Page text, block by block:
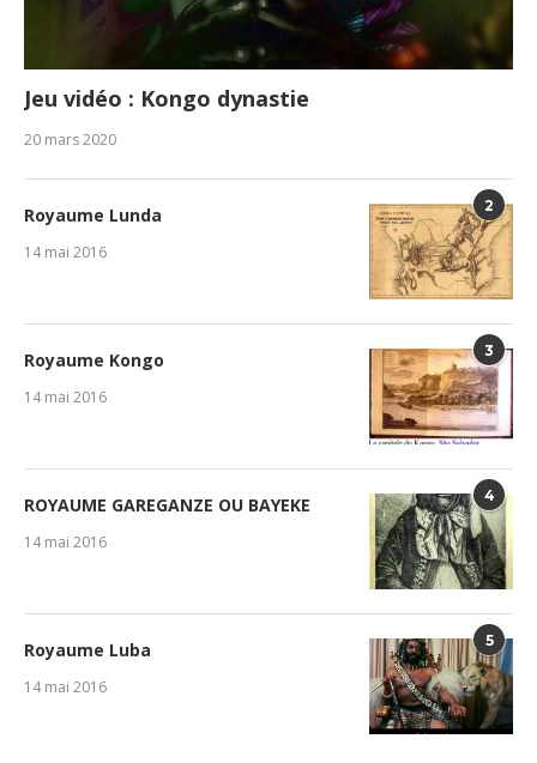
Jeu vidéo : Kongo dynastie
20 mars 2020
2
Royaume Lunda
14 mai 2016
3
Royaume Kongo
14 mai 2016
4
ROYAUME GAREGANZE OU BAYEKE
14 mai 2016
5
Royaume Luba
14 mai 2016